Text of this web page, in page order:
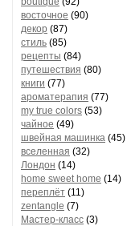
восточное (90)
декор (87)
стиль (85)
рецепты (84)
путешествия (80)
книги (77)
ароматерапия (77)
my true colors (53)
чайное (49)
швейная машинка (45)
вселенная (32)
Лондон (14)
home sweet home (14)
переплёт (11)
zentangle (7)
Мастер-класс (3)